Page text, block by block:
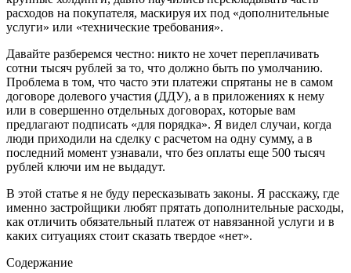
расходов на покупателя, маскируя их под «дополнительные
услуги» или «технические требования».
Давайте разберемся честно: никто не хочет переплачивать
сотни тысяч рублей за то, что должно быть по умолчанию.
Проблема в том, что часто эти платежи спрятаны не в самом
договоре долевого участия (ДДУ), а в приложениях к нему
или в совершенно отдельных договорах, которые вам
предлагают подписать «для порядка». Я видел случаи, когда
люди приходили на сделку с расчетом на одну сумму, а в
последний момент узнавали, что без оплаты еще 500 тысяч
рублей ключи им не выдадут.
В этой статье я не буду пересказывать законы. Я расскажу, где
именно застройщики любят прятать дополнительные расходы,
как отличить обязательный платеж от навязанной услуги и в
каких ситуациях стоит сказать твердое «нет».
Содержание